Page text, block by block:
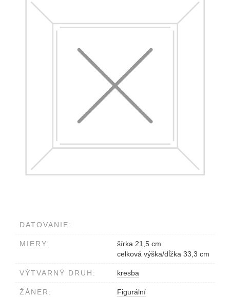
DATOVANIE:
MIERY:
šírka 21,5 cm
celková výška/dĺžka 33,3 cm
VÝTVARNÝ DRUH: kresba
ŽÁNER: Figurální